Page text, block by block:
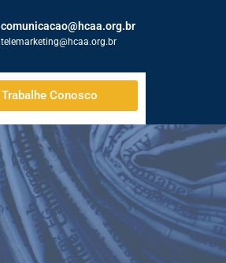
comunicacao@hcaa.org.br
telemarketing@hcaa.org.br
Trabalhe Conosco